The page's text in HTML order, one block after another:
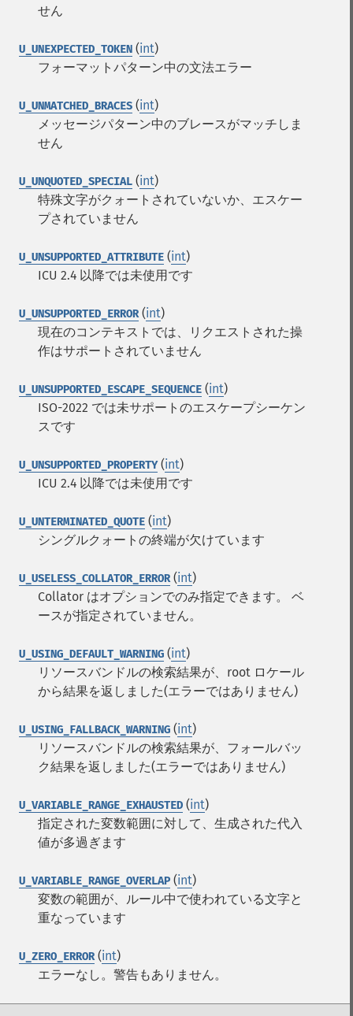
せん
U_UNEXPECTED_TOKEN (int)
フォーマットパターン中の文法エラー
U_UNMATCHED_BRACES (int)
メッセージパターン中のブレースがマッチしま
せん
U_UNQUOTED_SPECIAL (int)
特殊文字がクォートされていないか、エスケー
プされていません
U_UNSUPPORTED_ATTRIBUTE (int)
ICU 2.4 以降では未使用です
U_UNSUPPORTED_ERROR(int)
現在のコンテキストでは、リクエストされた操
作はサポートされていません
U_UNSUPPORTED_ESCAPE_SEQUENCE (int)
ISO-2022 では未サポートのエスケープシーケン
スです
U_UNSUPPORTED_PROPERTY(int)
ICU 2.4 以降では未使用です
U_UNTERMINATED_QUOTE (int)
シングルクォートの終端が欠けています
U_USELESS_COLLATOR_ERROR(int)
Collator はオプションでのみ指定できます。 ベ
ースが指定されていません。
U_USING_DEFAULT_WARNING (int)
リソースバンドルの検索結果が、root ロケール
から結果を返しました(エラーではありません)
U_USING_FALLBACK_WARNING (int)
リソースバンドルの検索結果が、フォールバッ
ク結果を返しました(エラーではありません)
U_VARIABLE_RANGE_EXHAUSTED (int)
指定された変数範囲に対して、生成された代入
値が多過ぎます
U_VARIABLE_RANGE_OVERLAP (int)
変数の範囲が、ルール中で使われている文字と
重なっています
U_ZERO_ERROR(int)
エラーなし。警告もありません。